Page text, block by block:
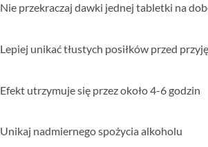
Nie przekraczaj dawki jednej tabletki na
Lepiej unikać tłustych posiłków przed
Efekt utrzymuje się przez około 4-6 godzin
Unikaj nadmiernego spożycia alkoholu